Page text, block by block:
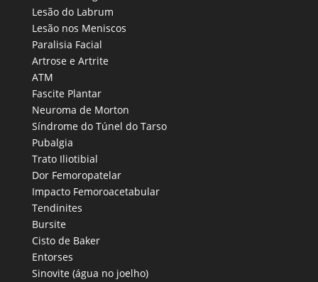
Lesão do Labrum
Lesão nos Meniscos
Paralisia Facial
Artrose e Artrite
ATM
Fascite Plantar
Neuroma de Morton
Síndrome do Túnel do Tarso
Pubalgia
Trato Iliotibial
Dor Femoropatelar
Impacto Femoroacetabular
Tendinites
Bursite
Cisto de Baker
Entorses
Sinovite (água no joelho)